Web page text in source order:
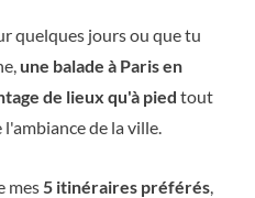
quelques jours ou que tu
une balade à Paris en
de lieux qu'à pied tout
de la ville.
mes5 itinéraires préférés,